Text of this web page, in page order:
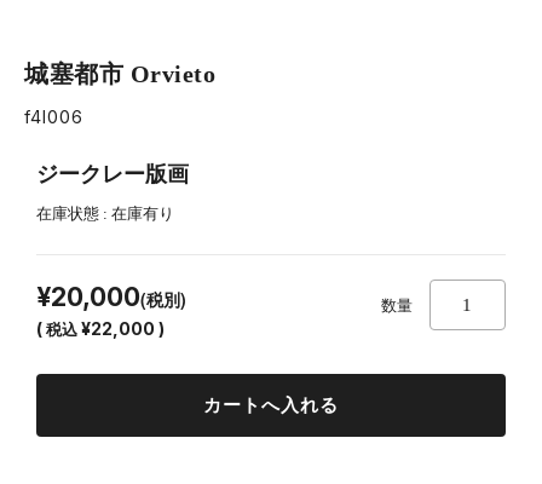
城塞都市 Orvieto
f4l006
ジークレー版画
在庫状態 : 在庫有り
¥20,000(税別)
(税込¥22,000 )
数量